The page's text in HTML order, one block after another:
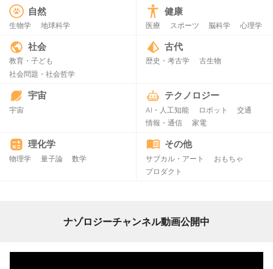
自然
生物学 地球科学
健康
医療 スポーツ 脳科学 心理学
社会
教育・子ども
社会問題・社会哲学
古代
歴史・考古学 古生物
宇宙
宇宙
テクノロジー
AI・人工知能 ロボット
交通
情報・通信
家電
理化学
物理学 量子論 数学
その他
サブカル・アート
おもちゃ
プロダクト
ナゾロジーチャンネル動画公開中